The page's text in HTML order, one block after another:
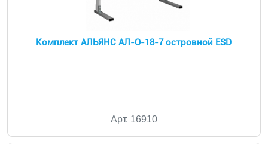
Комплект АЛЬЯНС АЛ-О-18-7 островной ESD
Арт. 16910